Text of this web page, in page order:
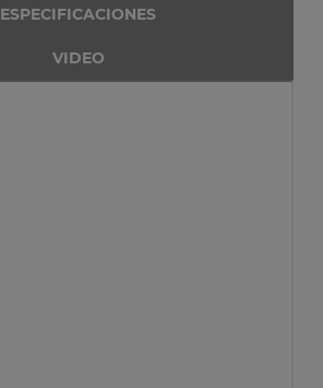
ESPECIFICACIONES
VIDEO